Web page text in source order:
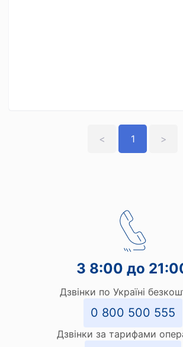
< 1 >
З 8:00 до
Дзвінки по Україні
0 800 500 555
Дзвінки за тарифами